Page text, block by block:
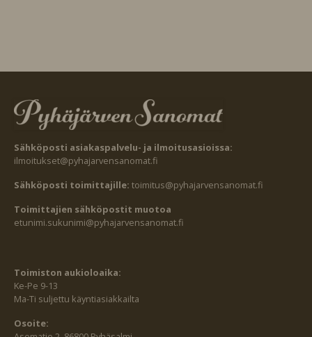
Sähköposti asiakaspalvelu- ja ilmoitusasioissa:
ilmoitukset@pyhajarvensanomat.fi
Sähköposti toimittajille: toimitus@pyhajarvensanomat.fi
Toimittajien sähköpostit muotoa
etunimi.sukunimi@pyhajarvensanomat.fi
Toimiston aukioloaika:
Ke-Pe 9-13
Ma-Ti suljettu käyntiasiakkailta
Osoite: